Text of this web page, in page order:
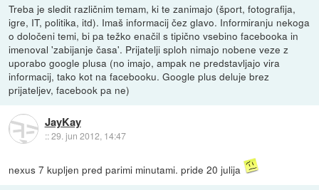
Treba je sledit različnim temam, ki te zanimajo (šport, fotografija,
igre, IT, politika, itd). Imaš informacij čez glavo. Informiranju nekoga
o določeni temi, bi pa težko enačil s tipično vsebino facebooka in
imenoval 'zabijanje časa'. Prijatelji sploh nimajo nobene veze z
uporabo google plusa (no imajo, ampak ne predstavljajo vira
informacij, tako kot na facebooku. Google plus deluje brez
prijateljev, facebook pa ne)
JayKay
::29. jun 2012, 14:47
nexus 7 kupljen pred parimi minutami. pride 20 julija